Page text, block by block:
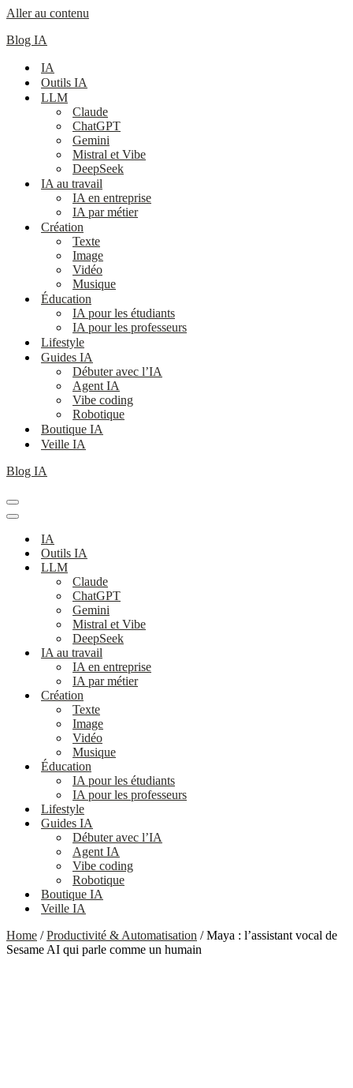
Aller au contenu
Blog IA
IA
Outils IA
LLM
Claude
ChatGPT
Gemini
Mistral et Vibe
DeepSeek
IA au travail
IA en entreprise
IA par métier
Création
Texte
Image
Vidéo
Musique
Éducation
IA pour les étudiants
IA pour les professeurs
Lifestyle
Guides IA
Débuter avec l’IA
Agent IA
Vibe coding
Robotique
Boutique IA
Veille IA
Blog IA
Menu
de
Menu
navigation
IA
Outils IA
LLM
Claude
ChatGPT
Gemini
Mistral et Vibe
DeepSeek
IA au travail
IA en entreprise
IA par métier
Création
Texte
Image
Vidéo
Musique
Éducation
IA pour les étudiants
IA pour les professeurs
Lifestyle
Guides IA
Débuter avec l’IA
Agent IA
Vibe coding
Robotique
Boutique IA
Veille IA
Home /Productivité & Automatisation / Maya : l’assistant vocal de
Sesame AI qui parle comme un humain